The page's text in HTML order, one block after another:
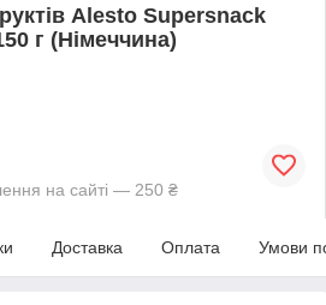
Alesto Supersnack
г (Німеччина)
на сайті — 250 ₴
Доставка Оплата Умови